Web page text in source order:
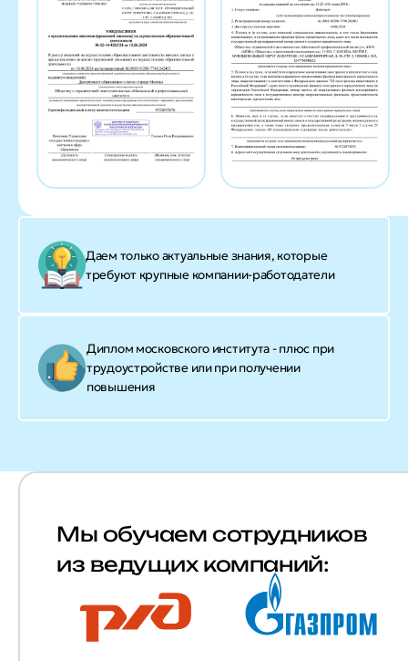
Даем только актуальные знания, которые
требуют крупные компании-работодатели
Диплом московского института - плюс при
трудоустройстве или при получении
повышения
Мы обучаем сотрудников
из ведущих компаний: